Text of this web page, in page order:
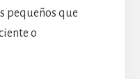
pequeños que
o